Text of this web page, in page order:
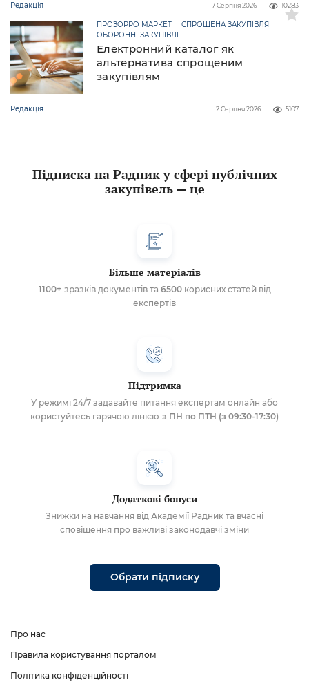
Редакція 10283
7 Серпня 2026
Електронний каталог як
альтернатива спрощеним
закупівлям
ПРОЗОРРО МАРКЕТ
СПРОЩЕНА ЗАКУПІВЛЯ
ОБОРОННІ ЗАКУПІВЛІ
Редакція 5107
2 Серпня 2026
Підписка на Радник у сфері публічних
закупівель — це
Більше матеріалів
1100+ зразків документів та 6500корисних статей від
експертів
Підтримка
У режимі 24/7 задавайте питання експертам онлайн або
користуйтесь гарячою лінією з ПН по ПТН (з 09:30-17:30)
Додаткові бонуси
Знижки на навчання від Академії Радник та вчасні
сповіщення про важливі законодавчі зміни
Обрати підписку
Про нас
Правила користування порталом
Політика конфіденційності